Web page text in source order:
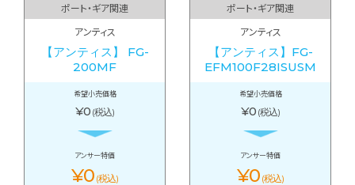
ポート・ギア関連
アンティス
【アンティス】 FG-
200MF
希望小売価格
¥0 (税込)
アンサー特価
¥0 (税込)
ポート・ギア関連
アンティス
【アンティス】FG-
EFM100F28ISUSM
希望小売価格
¥0 (税込)
アンサー特価
¥0 (税込)